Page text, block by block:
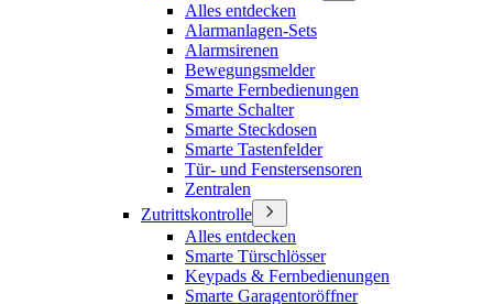
Alles entdecken
Alarmanlagen-Sets
Alarmsirenen
Bewegungsmelder
Smarte Fernbedienungen
Smarte Schalter
Smarte Steckdosen
Smarte Tastenfelder
Tür- und Fenstersensoren
Zentralen
Zutrittskontrolle
Alles entdecken
Smarte Türschlösser
Keypads & Fernbedienungen
Smarte Garagentoröffner